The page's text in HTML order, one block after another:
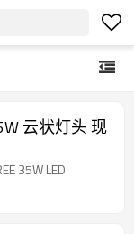
云状灯头 现
35W LED